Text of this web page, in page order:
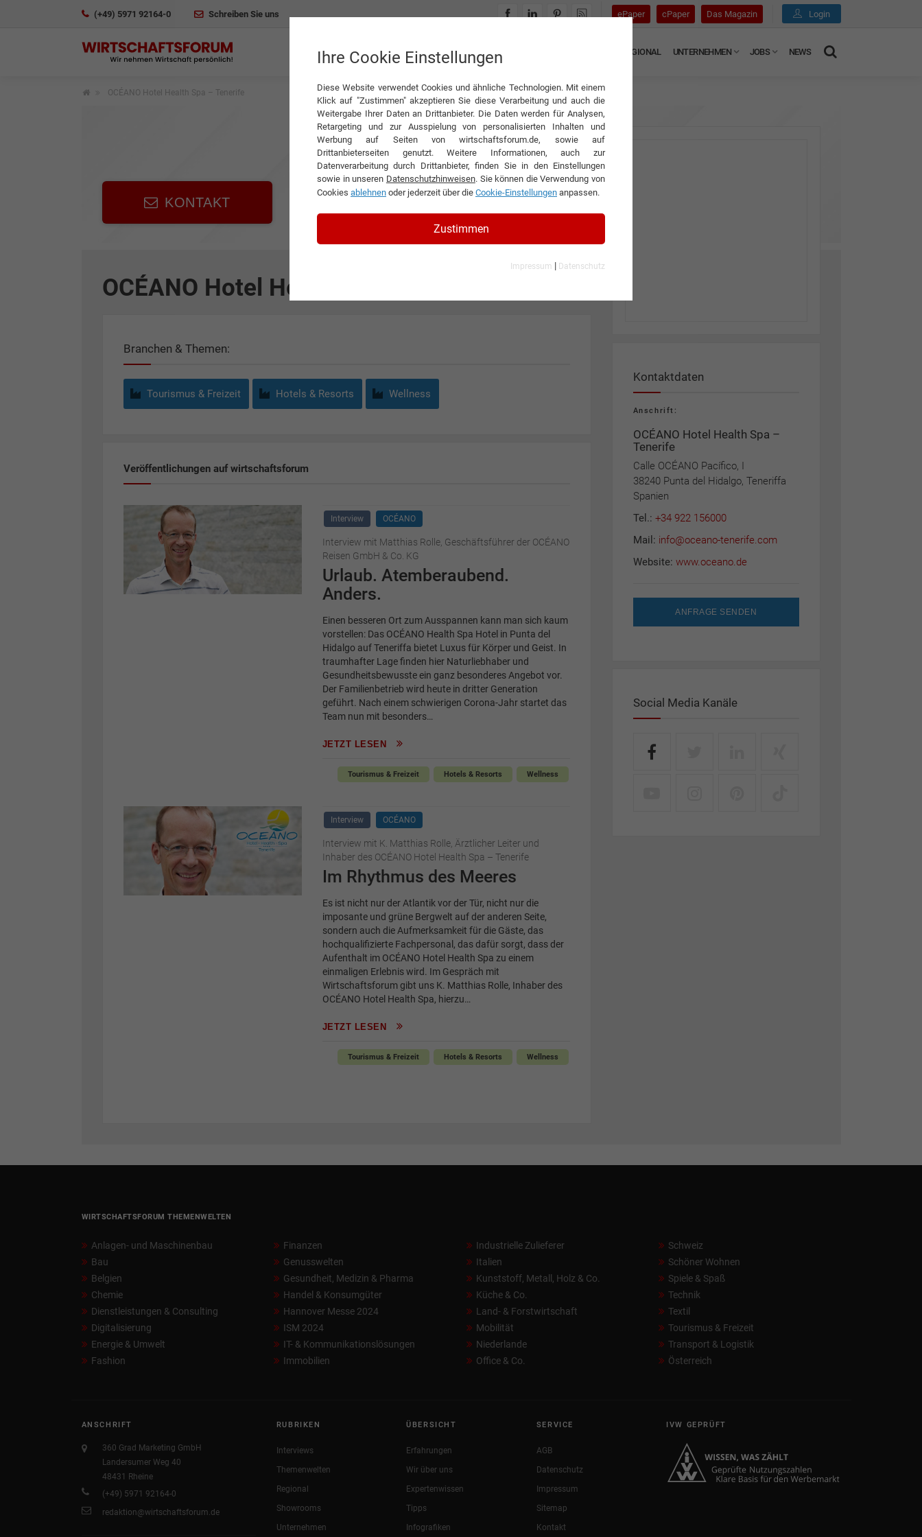
(+49) 5971 92164-0 Schreiben Sie uns ePaper cPaper Das Magazin Login
INTERVIEWS REGIONAL UNTERNEHMEN JOBS NEWS
OCÉANO Hotel Health Spa – Tenerife
KONTAKT
OCÉANO Hotel Health Spa – Tenerife
Branchen & Themen:
Tourismus & Freizeit Hotels & Resorts Wellness
Veröffentlichungen auf wirtschaftsforum
Interview OCÉANO
Interview mit Matthias Rolle, Geschäftsführer der OCÉANO
Reisen GmbH & Co. KG
Urlaub. Atemberaubend.
Anders.
Einen besseren Ort zum Ausspannen kann man sich kaum
vorstellen: Das OCÉANO Health Spa Hotel in Punta del
Hidalgo auf Teneriffa bietet Luxus für Körper und Geist. In
traumhafter Lage finden hier Naturliebhaber und
Gesundheitsbewusste ein ganz besonderes Angebot vor.
Der Familienbetrieb wird heute in dritter Generation
geführt. Nach einem schwierigen Corona-Jahr startet das
Team nun mit besonders…
JETZT LESEN
Tourismus & Freizeit Hotels & Resorts Wellness
Interview OCÉANO
Interview mit K. Matthias Rolle, Ärztlicher Leiter und
Inhaber des OCÉANO Hotel Health Spa – Tenerife
Im Rhythmus des Meeres
Es ist nicht nur der Atlantik vor der Tür, nicht nur die
imposante und grüne Bergwelt auf der anderen Seite,
sondern auch die Aufmerksamkeit für die Gäste, das
hochqualifizierte Fachpersonal, das dafür sorgt, dass der
Aufenthalt im OCÉANO Hotel Health Spa zu einem
einmaligen Erlebnis wird. Im Gespräch mit
Wirtschaftsforum gibt uns K. Matthias Rolle, Inhaber des
OCÉANO Hotel Health Spa, hierzu…
JETZT LESEN
Tourismus & Freizeit Hotels & Resorts Wellness
Kontaktdaten
Anschrift:
OCÉANO Hotel Health Spa –
Tenerife
Calle OCÉANO Pacífico, I
38240 Punta del Hidalgo, Teneriffa
Spanien
Tel.: +34 922 156000
Mail: info@oceano-tenerife.com
Website: www.oceano.de
ANFRAGE SENDEN
Social Media Kanäle
WIRTSCHAFTSFORUM THEMENWELTEN
Anlagen- und Maschinenbau
Bau
Belgien
Chemie
Dienstleistungen & Consulting
Digitalisierung
Energie & Umwelt
Fashion
Finanzen
Genusswelten
Gesundheit, Medizin & Pharma
Handel & Konsumgüter
Hannover Messe 2024
ISM 2024
IT- & Kommunikationslösungen
Immobilien
Industrielle Zulieferer
Italien
Kunststoff, Metall, Holz & Co.
Küche & Co.
Land- & Forstwirtschaft
Mobilität
Niederlande
Office & Co.
Schweiz
Schöner Wohnen
Spiele & Spaß
Technik
Textil
Tourismus & Freizeit
Transport & Logistik
Österreich
ANSCHRIFT
360 Grad Marketing GmbH
Landersumer Weg 40
48431 Rheine
(+49) 5971 92164-0
redaktion@wirtschaftsforum.de
RUBRIKEN
Interviews
Themenwelten
Regional
Showrooms
Unternehmen
ÜBERSICHT
Erfahrungen
Wir über uns
Expertenwissen
Tipps
Infografiken
SERVICE
AGB
Datenschutz
Impressum
Sitemap
Kontakt
IVW GEPRÜFT
Ihre Cookie Einstellungen
Diese Website verwendet Cookies und ähnliche Technologien. Mit einem
Klick auf "Zustimmen" akzeptieren Sie diese Verarbeitung und auch die
Weitergabe Ihrer Daten an Drittanbieter. Die Daten werden für Analysen,
Retargeting und zur Ausspielung von personalisierten Inhalten und
Werbung auf Seiten von wirtschaftsforum.de, sowie auf
Drittanbieterseiten genutzt. Weitere Informationen, auch zur
Datenverarbeitung durch Drittanbieter, finden Sie in den Einstellungen
sowie in unseren Datenschutzhinweisen. Sie können die Verwendung von
Cookies ablehnen oder jederzeit über die Cookie-Einstellungen anpassen.
Zustimmen
Impressum | Datenschutz